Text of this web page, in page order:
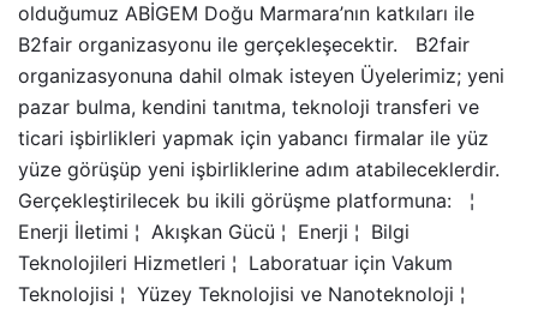
olduğumuz ABİGEM Doğu Marmara’nın katkıları ile
B2fair organizasyonu ile gerçekleşecektir. B2fair
organizasyonuna dahil olmak isteyen Üyelerimiz; yeni
pazar bulma, kendini tanıtma, teknoloji transferi ve
ticari işbirlikleri yapmak için yabancı firmalar ile yüz
yüze görüşüp yeni işbirliklerine adım atabileceklerdir.
Gerçekleştirilecek bu ikili görüşme platformuna: ¦
Enerji İletimi ¦ Akışkan Gücü ¦ Enerji ¦ Bilgi
Teknolojileri Hizmetleri ¦ Laboratuar için Vakum
Teknolojisi ¦ Yüzey Teknolojisi ve Nanoteknoloji ¦